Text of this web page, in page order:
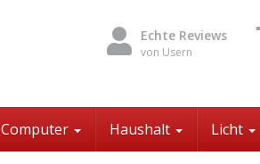
Echte Reviews
von Usern
Computer Haushalt Licht